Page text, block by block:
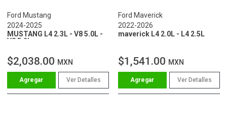
Ford Mustang
2024-2025
MUSTANG L4 2.3L - V8 5.0L -
V8 5.2L
$2,038.00 MXN
Ver Detalles
Ford Maverick
2022-2026
maverick L4 2.0L - L4 2.5L
$1,541.00 MXN
Ver Detalles